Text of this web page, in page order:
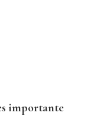
importante